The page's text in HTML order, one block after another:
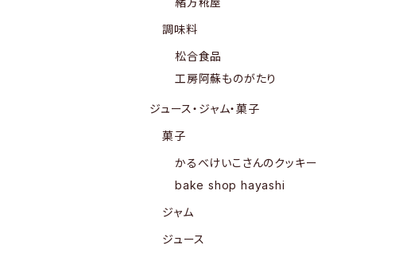
調味料
松合食品
工房阿蘇ものがたり
ジュース・ジャム・菓子
菓子
かるべけいこさんのクッキー
bake shop hayashi
ジャム
ジュース